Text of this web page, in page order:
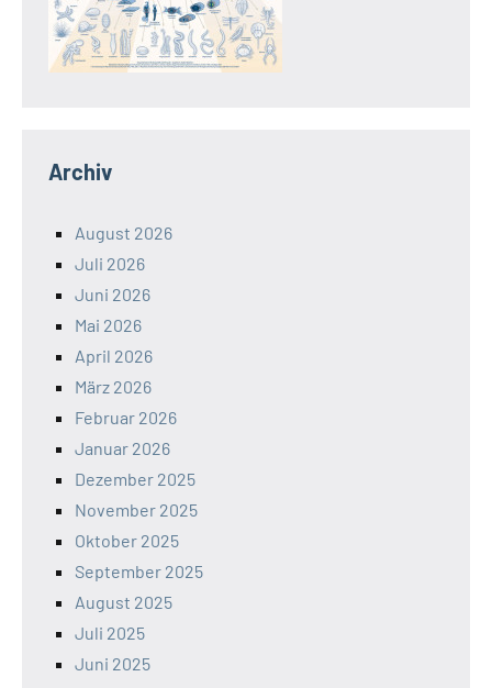
Archiv
August 2026
Juli 2026
Juni 2026
Mai 2026
April 2026
März 2026
Februar 2026
Januar 2026
Dezember 2025
November 2025
Oktober 2025
September 2025
August 2025
Juli 2025
Juni 2025